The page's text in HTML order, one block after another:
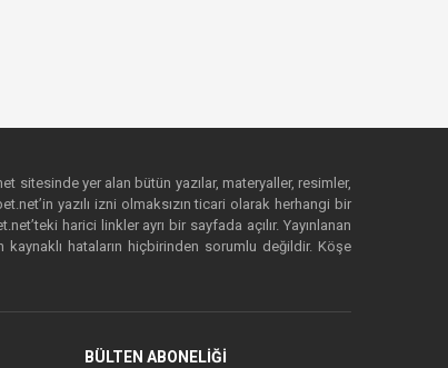
sitesinde yer alan bütün yazılar, materyaller, resimler,
yazılı izni olmaksızın ticari olarak herhangi bir
harici linkler ayrı bir sayfada açılır. Yayınlanan
hataların hiçbirinden sorumlu değildir. Köşe
BÜLTEN ABONELİĞİ